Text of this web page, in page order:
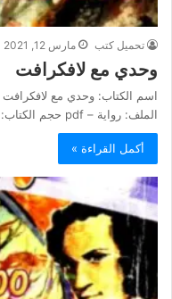
تحميل كتب مارس 12, 2021
وحدي مع لافكرافت
اسم الكتاب: وحدي مع
الملف: رواية – pdf حجم الكتاب: 5.74 ميجابايت…
أكمل القراءة »